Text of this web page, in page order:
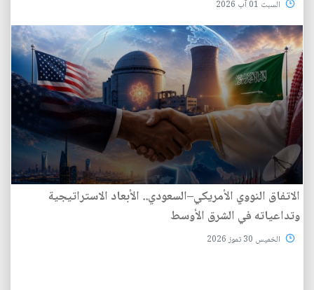
السبت 01 آب 2026
الاتفاق النووي الأمريكي–السعودي.. الأبعاد الاستراتيجية
وتداعياته في الشرق الأوسط
الخميس 30 تموز 2026